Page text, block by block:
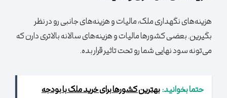
هزینه‌های نگهداری ملک، مالیات و هزینه‌های جانبی رو در نظر
بگیرین. بعضی کشورها مالیات و هزینه‌های سالانه بالاتری دارن که
می‌تونه سود نهایی شما رو تحت تاثیر قرار بده.
حتما بخوانید:بهترین کشورها برای خرید ملک با بودجه